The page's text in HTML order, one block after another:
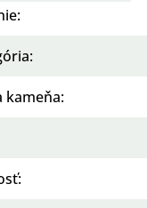
:
:
kameňa:
: